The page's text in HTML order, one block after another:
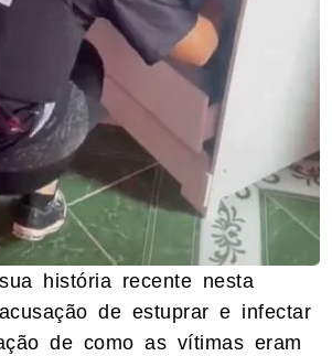
história recente nesta
de estuprar e infectar
de como as vítimas eram